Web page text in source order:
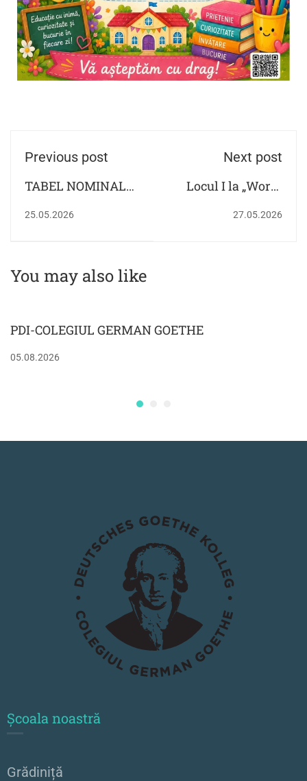
Previous post
TABEL NOMINAL
25.05.2026
Next post
Locul I la „World
27.05.2026
You may also like
PDI-COLEGIUL GERMAN GOETHE
05.08.2026
Școala noastră
Grădiniță